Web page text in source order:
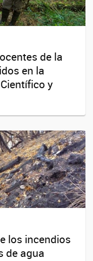
de la
en la
y
los incendios
de agua